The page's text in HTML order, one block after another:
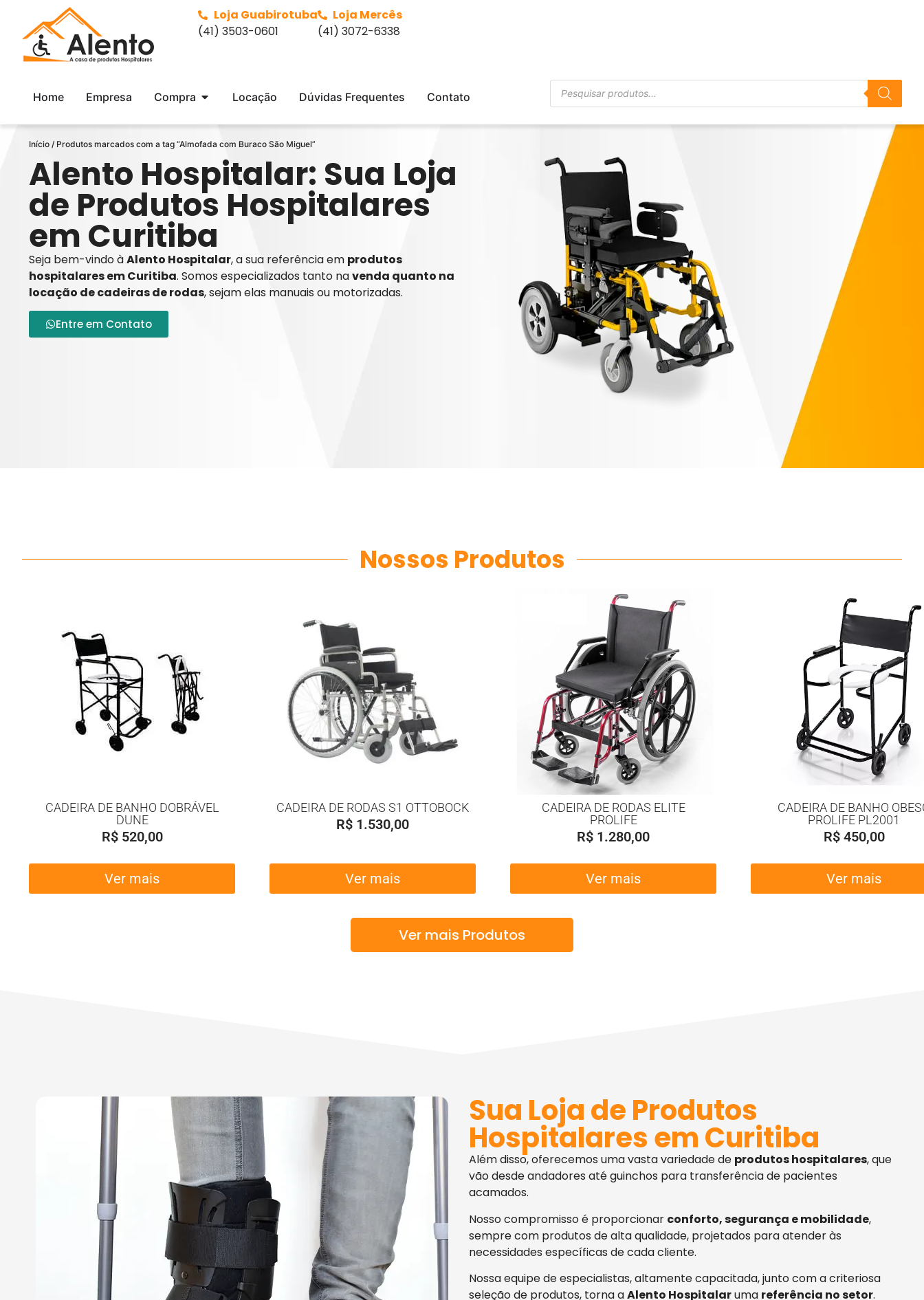
Loja Guabirotuba
(41) 3503-0601
Loja Mercês
(41) 3072-6338
Home Empresa Compra Locação Dúvidas Frequentes Contato
Início / Produtos marcados com a tag “Almofada com Buraco São Miguel”
Alento Hospitalar: Sua Loja
de Produtos Hospitalares
em Curitiba
Seja bem-vindo àAlento Hospitalar, a sua referência em produtos
hospitalares em Curitiba. Somos especializados tanto navenda quanto na
locação de cadeiras de rodas, sejam elas manuais ou motorizadas.
Entre em Contato
Nossos Produtos
CADEIRA DE BANHO DOBRÁVEL
DUNE
R$520,00
Ver mais
CADEIRA DE RODAS S1 OTTOBOCK
R$ 1.530,00
Ver mais
CADEIRA DE RODAS ELITE
PROLIFE
R$ 1.280,00
Ver mais
CADEIRA DE BANHO
PROLIFE PL2001
R$450,00
Ver mais
Ver mais Produtos
Sua Loja de Produtos
Hospitalares em Curitiba
Além disso, oferecemos uma vasta variedade de produtos hospitalares, que
vão desde andadores até guinchos para transferência de pacientes
acamados.
Nosso compromisso é proporcionar conforto, segurança e mobilidade,
sempre com produtos de alta qualidade, projetados para atender às
necessidades específicas de cada cliente.
Nossa equipe de especialistas, altamente capacitada, junto com a criteriosa
seleção de produtos, torna aAlento Hospitalaruma referência no setor.